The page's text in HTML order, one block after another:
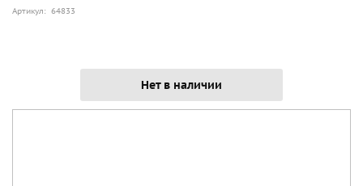
Артикул: 64833
Нет в наличии